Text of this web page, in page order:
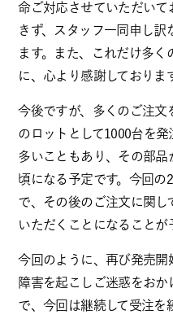
命ご対応させていただい
きず、スタッフ一同申し訳
ます。また、これだけ多く
に、心より感謝しておりま
今後ですが、多くのご注文
のロットとして1000台を
多いこともあり、その部品
頃になる予定です。今回の
で、その後のご注文に関し
いただくことになることが
今回のように、再び発売開
障害を起こしご迷惑をお
で、今回は継続して受注を